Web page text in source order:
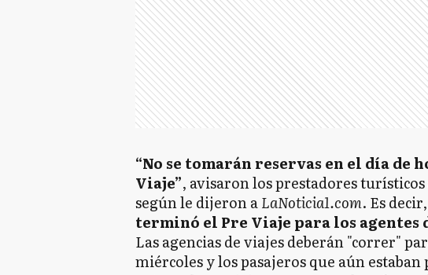
“No se tomarán reservas en el día de
Viaje”, avisaron los prestadores turísticos
según le dijeron aLaNoticia1.com. Es decir,
terminó el Pre Viaje para los agentes
Las agencias de viajes deberán "correr"
miércoles y los pasajeros que aún